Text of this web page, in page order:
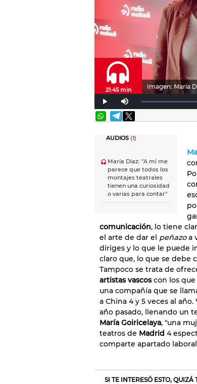
Imagen: María
21:45 min
AUDIOS (1)
María Díaz: "A mí me
parece que todos los
montajes teatrales
tienen una curiosidad
o varias para contar"
comunicación, lo tiene
el arte de dar el peñazoa
diriges y lo que le puede
claro que, lo que se debe
Tampoco se trata de
artistas vascoscon los que
una compañía que se
a China 4 y 5 veces al
año pasado, llenando un
María Goiricelaya, "una
teatros de Madrid 4
comparte apartado
SI TE INTERESÓ ESTO, QUIZÁ